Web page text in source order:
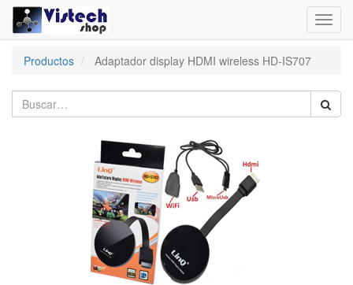
Productos
Adaptador display HDMI wireless HD-IS707